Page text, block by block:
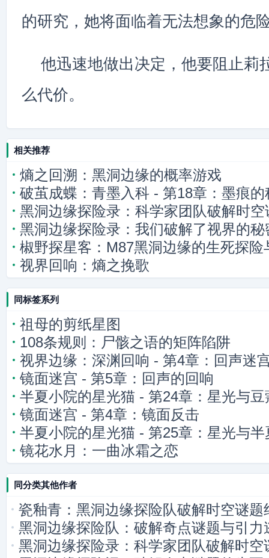
的研究，她将面临着无法想象的危
他迅速地做出决定，他要阻止莉
么代价。
相关推荐
熵之回溯：黑洞边缘的概率游戏
破茧成蝶：青墨入科 - 第18章：墨痕的
黑洞边缘探险录：科学家团队破解时空
黑洞边缘探险录：我们破解了视界的秘
椒野探星客：M87黑洞边缘的生死探险
视界回响：熵之挽歌
同标签系列
祖母的剪纸星图
108条规则：尸骸之语的矩阵陷阱
视界边缘：深渊回响 - 第4章：回声迷
镜面迷宫 - 第5章：回声的回响
半夏小院的星光猫 - 第24章：星光与豆
镜面迷宫 - 第4章：镜面反击
半夏小院的星光猫 - 第25章：星光与半
镜花水月：一曲冰霜之恋
同分类其他作者
瓷釉青：黑洞边缘探险队破解时空谜题
黑洞边缘探险队：破解奇点谜题与引力
黑洞边缘探险录：科学家团队破解时空